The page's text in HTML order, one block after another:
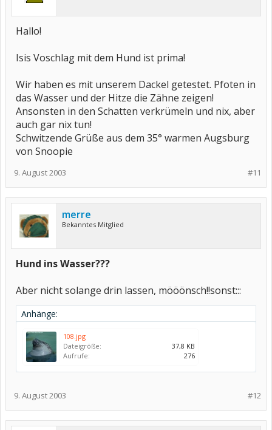
Hallo!
Isis Voschlag mit dem Hund ist prima!
Wir haben es mit unserem Dackel getestet. Pfoten in
das Wasser und der Hitze die Zähne zeigen!
Ansonsten in den Schatten verkrümeln und nix, aber
auch gar nix tun!
Schwitzende Grüße aus dem 35° warmen Augsburg
von Snoopie
#11
9. August 2003
merre
Bekanntes Mitglied
Hund ins Wasser???
Aber nicht solange drin lassen, mööönsch!!sonst:::
Anhänge:
108.jpg
Dateigröße:
37,8 KB
Aufrufe:
276
#12
9. August 2003